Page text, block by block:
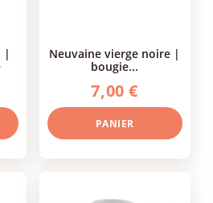
neuvaine vierge noire |
bougie...
7,00 €
PANIER